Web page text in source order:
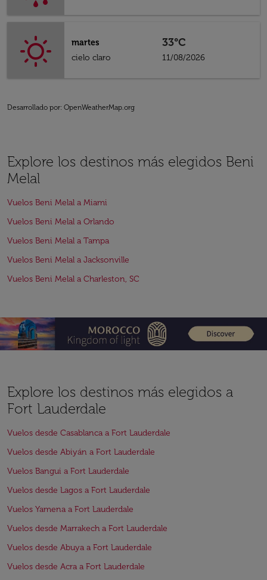
martes
cielo claro
33°C
11/08/2026
Desarrollado por: OpenWeatherMap.org
Explore los destinos más elegidos Beni
Melal
Vuelos Beni Melal a Miami
Vuelos Beni Melal a Orlando
Vuelos Beni Melal a Tampa
Vuelos Beni Melal a Jacksonville
Vuelos Beni Melal a Charleston, SC
Explore los destinos más elegidos a
Fort Lauderdale
Vuelos desde Casablanca a Fort Lauderdale
Vuelos desde Abiyán a Fort Lauderdale
Vuelos Bangui a Fort Lauderdale
Vuelos desde Lagos a Fort Lauderdale
Vuelos Yamena a Fort Lauderdale
Vuelos desde Marrakech a Fort Lauderdale
Vuelos desde Abuya a Fort Lauderdale
Vuelos desde Acra a Fort Lauderdale